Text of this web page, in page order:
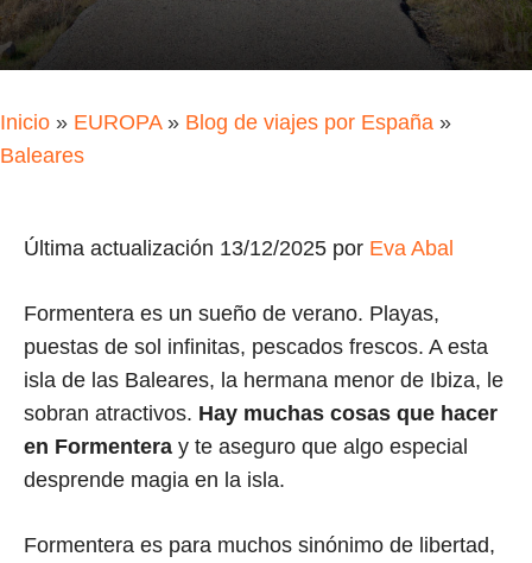
Inicio » EUROPA» Blog de viajes por España »
Baleares
Última actualización 13/12/2025 por Eva Abal
Formentera es un sueño de verano. Playas,
puestas de sol infinitas, pescados frescos. A esta
isla de las Baleares, la hermana menor de Ibiza, le
sobran atractivos. Hay muchas cosas que hacer
en Formentera y te aseguro que algo especial
desprende magia en la isla.
Formentera es para muchos sinónimo de libertad,